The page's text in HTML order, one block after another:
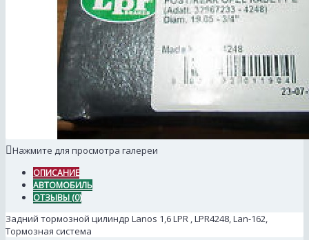
Нажмите для просмотра галереи
ОПИСАНИЕ
АВТОМОБИЛЬ
ОТЗЫВЫ (0)
Задний тормозной цилиндр Lanos 1,6 LPR , LPR4248, Lan-162,
Тормозная система